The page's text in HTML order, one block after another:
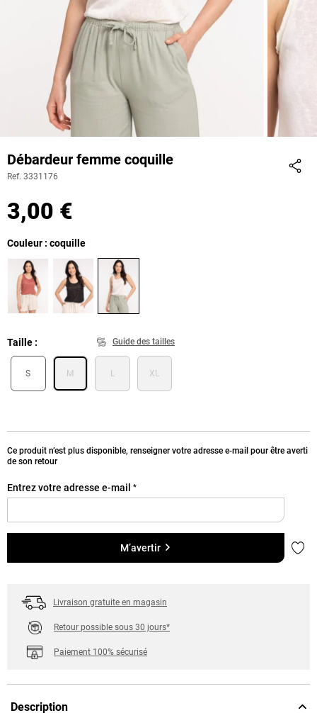
Débardeur femme coquille
Ref. 3331176
3,00 €
Couleur : coquille
Taille Guide des tailles
S M L XL
Ce produit n’est plus disponible, renseigner votre adresse e-mail pour être averti
de son retour
Entrez votre adresse e-mail *
M’avertir
Livraison gratuite en magasin
Retour possible sous 30 jours*
Paiement 100% sécurisé
Description